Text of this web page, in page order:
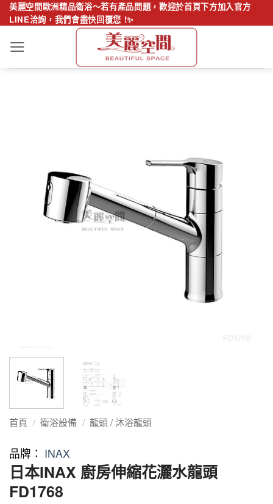
Skip
to
content
美麗空間歐洲精品衛浴～若有產品問題，歡迎於首頁下方加入官方
LINE洽詢，我們會盡快回覆您 !✨
首頁 / 衛浴設備 / 龍頭 / 沐浴龍頭
品牌： INAX
日本INAX 廚房伸縮花灑水龍頭
FD1768